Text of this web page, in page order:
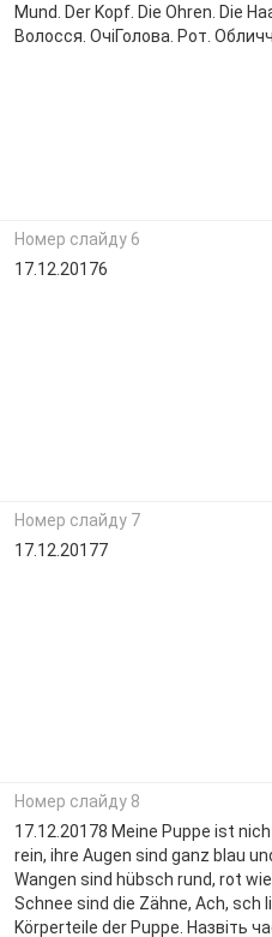
Mund. Der Kopf. Die Ohren. Die
Волосся. ОчіГолова. Рот.
Номер слайду 6
17.12.20176
Номер слайду 7
17.12.20177
Номер слайду 8
17.12.20178 Meine Puppe ist
rein, ihre Augen sind ganz blau
Wangen sind hübsch rund, rot
Schnee sind die Zähne, Ach, sch
Körperteile der Puppe. Назвіть